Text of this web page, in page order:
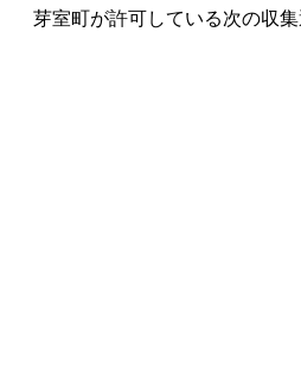
芽室町が許可している次の収